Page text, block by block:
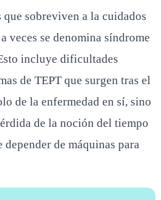
que sobreviven a la cuidados
veces se denomina síndrome
incluye dificultades
de TEPT que surgen tras el
de la enfermedad en sí, sino
de la noción del tiempo
de máquinas para